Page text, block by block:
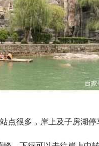
点很多，岸上及子房湖